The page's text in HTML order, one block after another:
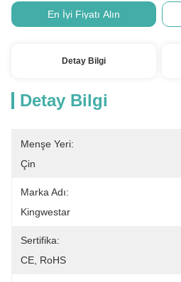
En İyi Fiyatı Alın
Detay Bilgi
Detay Bilgi
Menşe Yeri:
Çin
Marka Adı:
Kingwestar
Sertifika:
CE, RoHS